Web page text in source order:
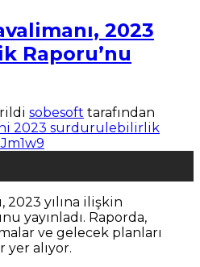
2023
Raporu’nu
sobesoft tarafından
2023 yılına ilişkin
yayınladı. Raporda,
ve gelecek planları
yer alıyor.